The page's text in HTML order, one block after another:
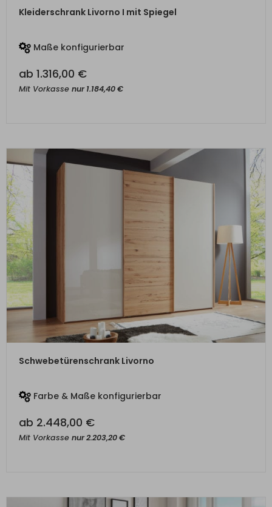
ZUM PRODUKT
Kleiderschrank Livorno I mit Spiegel
Maße konfigurierbar
ab 1.316,00 €
Mit Vorkasse nur1.184,40€
ZUM PRODUKT
Schwebetürenschrank Livorno
Farbe & Maße konfigurierbar
ab 2.448,00 €
Mit Vorkasse nur2.203,20€